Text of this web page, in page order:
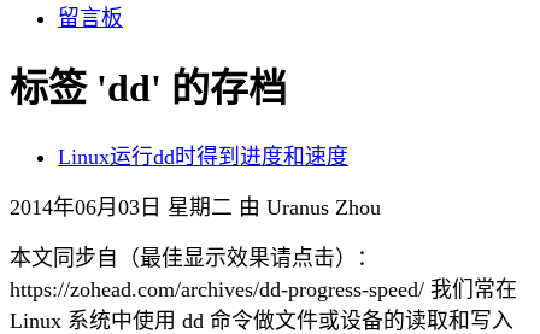
留言板
标签 'dd' 的存档
Linux运行dd时得到进度和速度
2014年06月03日 星期二 由 Uranus Zhou
本文同步自（最佳显示效果请点击）：
https://zohead.com/archives/dd-progress-speed/ 我们常在
Linux 系统中使用 dd 命令做文件或设备的读取和写入